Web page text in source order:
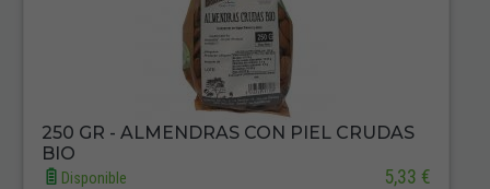
250 GR - ALMENDRAS CON PIEL CRUDAS
BIO
Disponible 5,33 €